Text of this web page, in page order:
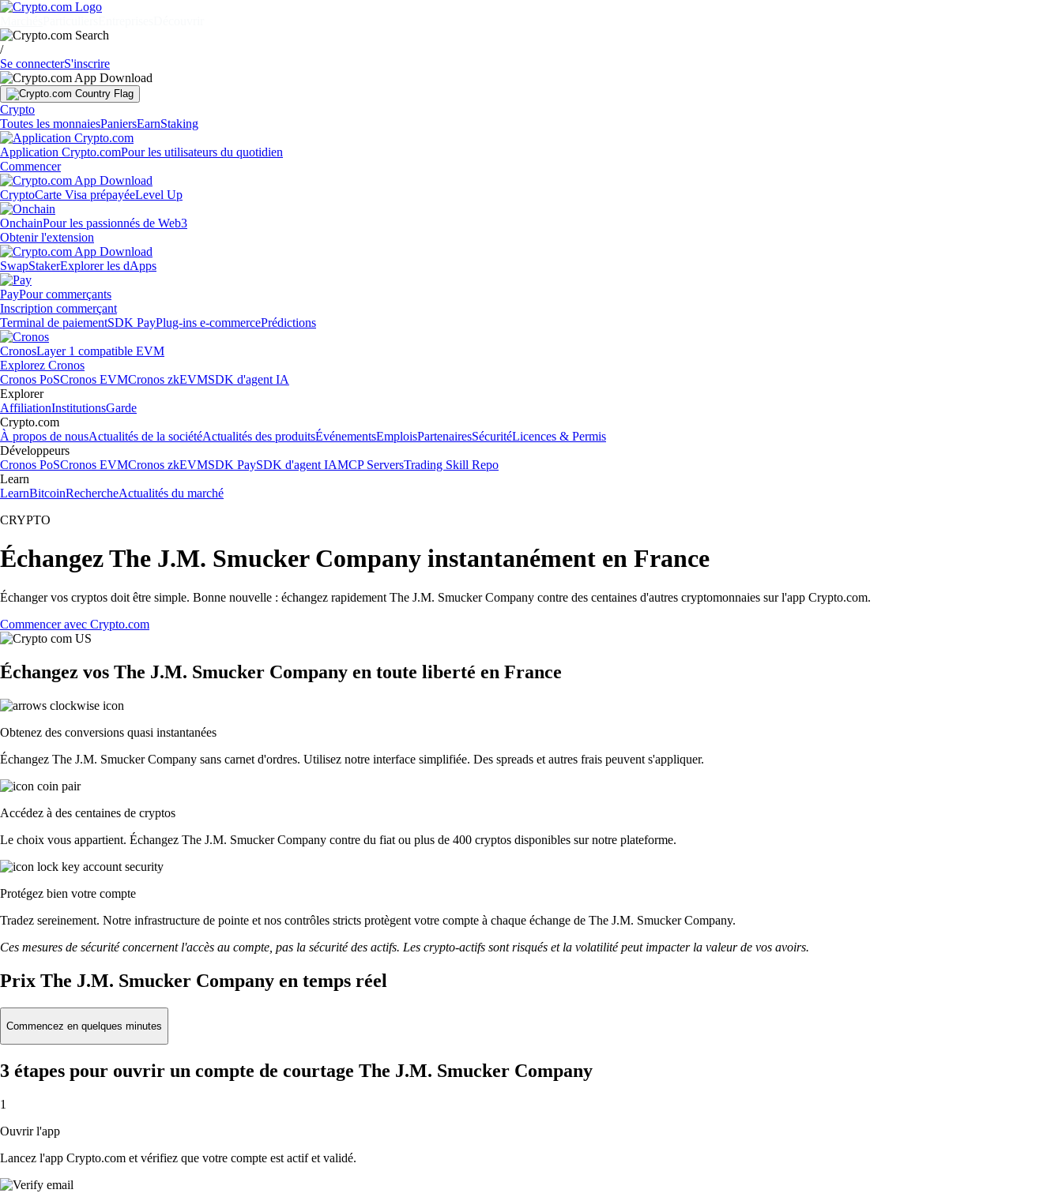
/
Se connecterS'inscrire
Crypto
Toutes les monnaiesPaniersEarnStaking
Application Crypto.comPour les utilisateurs du quotidien
Commencer
CryptoCarte Visa prépayéeLevel Up
OnchainPour les passionnés de Web3
Obtenir l'extension
SwapStakerExplorer les dApps
PayPour commerçants
Inscription commerçant
Terminal de paiementSDK PayPlug-ins e-commercePrédictions
CronosLayer 1 compatible EVM
Explorez Cronos
Cronos PoSCronos EVMCronos zkEVMSDK d'agent IA
Explorer
AffiliationInstitutionsGarde
Crypto.com
À propos de nousActualités de la sociétéActualités des produitsÉvénementsEmploisPartenairesSécuritéLicences & Permis
Développeurs
Cronos PoSCronos EVMCronos zkEVMSDK PaySDK d'agent IAMCP ServersTrading Skill Repo
Learn
LearnBitcoinRechercheActualités du marché
CRYPTO
Échangez The J.M. Smucker Company instantanément en France
Échanger vos cryptos doit être simple. Bonne nouvelle : échangez rapidement The J.M. Smucker Company contre des centaines d'autres cryptomonnaies sur l'app Crypto.com.
Commencer avec Crypto.com
Échangez vos The J.M. Smucker Company en toute liberté en France
Obtenez des conversions quasi instantanées
Échangez The J.M. Smucker Company sans carnet d'ordres. Utilisez notre interface simplifiée. Des spreads et autres frais peuvent s'appliquer.
Accédez à des centaines de cryptos
Le choix vous appartient. Échangez The J.M. Smucker Company contre du fiat ou plus de 400 cryptos disponibles sur notre plateforme.
Protégez bien votre compte
Tradez sereinement. Notre infrastructure de pointe et nos contrôles stricts protègent votre compte à chaque échange de The J.M. Smucker Company.
Ces mesures de sécurité concernent l'accès au compte, pas la sécurité des actifs. Les crypto-actifs sont risqués et la volatilité peut impacter la valeur de vos avoirs.
Prix The J.M. Smucker Company en temps réel
Commencez en quelques minutes
3 étapes pour ouvrir un compte de courtage The J.M. Smucker Company
1
Ouvrir l'app
Lancez l'app Crypto.com et vérifiez que votre compte est actif et validé.